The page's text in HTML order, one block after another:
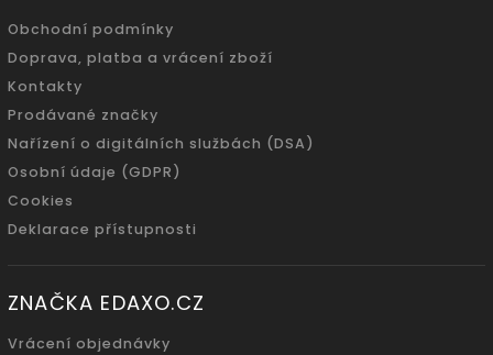
Obchodní podmínky
Doprava, platba a vrácení zboží
Kontakty
Prodávané značky
Nařízení o digitálních službách (DSA)
Osobní údaje (GDPR)
Cookies
Deklarace přístupnosti
ZNAČKA EDAXO.CZ
Vrácení objednávky